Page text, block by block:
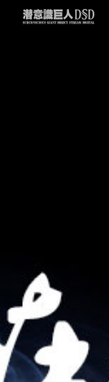
产品问答
客户见证
潜意识文库